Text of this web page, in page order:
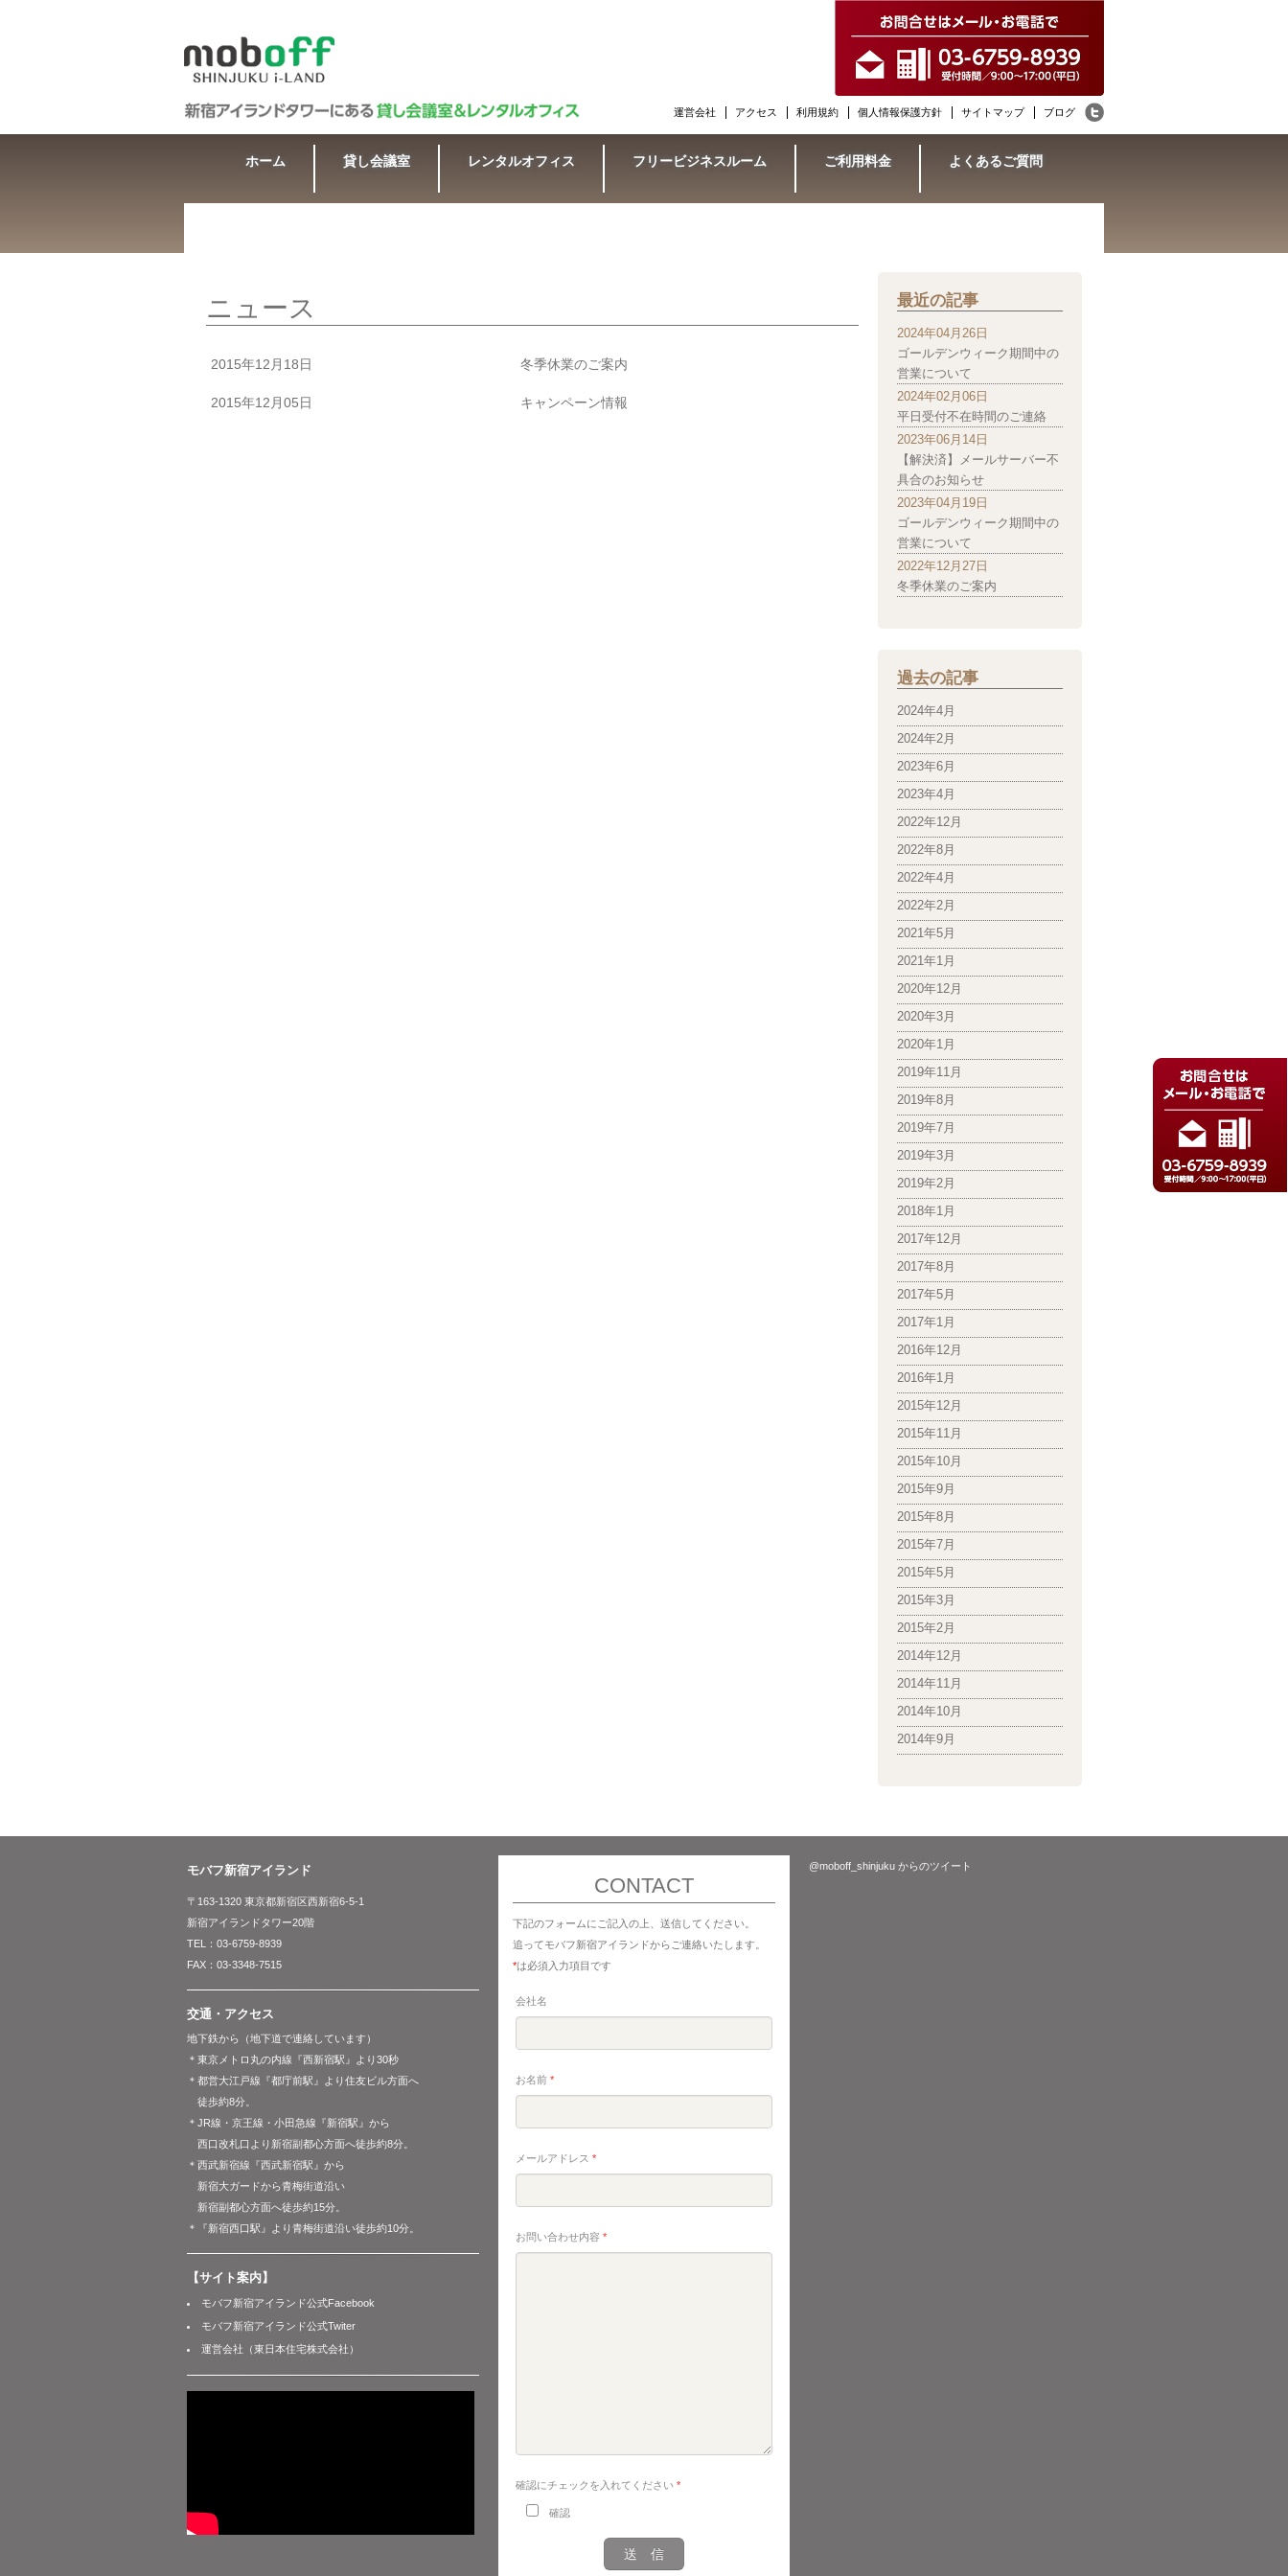
運営会社 アクセス 利用規約 個人情報保護方針 サイトマップ ブログ
ホーム 貸し会議室 レンタルオフィス フリービジネスルーム ご利用料金 よくあるご質問
ニュース
2015年12月18日 冬季休業のご案内
2015年12月05日 キャンペーン情報
最近の記事
2024年04月26日
ゴールデンウィーク期間中の
営業について
2024年02月06日
平日受付不在時間のご連絡
2023年06月14日
【解決済】メールサーバー不
具合のお知らせ
2023年04月19日
ゴールデンウィーク期間中の
営業について
2022年12月27日
冬季休業のご案内
過去の記事
2024年4月
2024年2月
2023年6月
2023年4月
2022年12月
2022年8月
2022年4月
2022年2月
2021年5月
2021年1月
2020年12月
2020年3月
2020年1月
2019年11月
2019年8月
2019年7月
2019年3月
2019年2月
2018年1月
2017年12月
2017年8月
2017年5月
2017年1月
2016年12月
2016年1月
2015年12月
2015年11月
2015年10月
2015年9月
2015年8月
2015年7月
2015年5月
2015年3月
2015年2月
2014年12月
2014年11月
2014年10月
2014年9月
モバフ新宿アイランド
〒163-1320 東京都新宿区西新宿6-5-1
新宿アイランドタワー20階
TEL：03-6759-8939
FAX：03-3348-7515
交通・アクセス
地下鉄から（地下道で連絡しています）
＊東京メトロ丸の内線『西新宿駅』より30秒
＊都営大江戸線『都庁前駅』より住友ビル方面へ
徒歩約8分。
＊JR線・京王線・小田急線『新宿駅』から
西口改札口より新宿副都心方面へ徒歩約8分。
＊西武新宿線『西武新宿駅』から
新宿大ガードから青梅街道沿い
新宿副都心方面へ徒歩約15分。
＊『新宿西口駅』より青梅街道沿い徒歩約10分。
【サイト案内】
モバフ新宿アイランド公式Facebook
モバフ新宿アイランド公式Twiter
運営会社（東日本住宅株式会社）
CONTACT
下記のフォームにご記入の上、送信してください。
追ってモバフ新宿アイランドからご連絡いたします。
*は必須入力項目です
会社名
お名前 *
メールアドレス *
お問い合わせ内容 *
確認にチェックを入れてください *
確認
@moboff_shinjuku からのツイート